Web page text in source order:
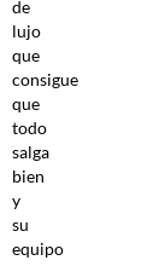
de
lujo
que
consigue
que
todo
salga
bien
y
su
equipo